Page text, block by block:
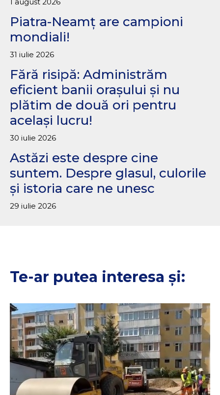
1 august 2026
Piatra-Neamț are campioni
mondiali!
31 iulie 2026
Fără risipă: Administrăm
eficient banii orașului și nu
plătim de două ori pentru
același lucru!
30 iulie 2026
Astăzi este despre cine
suntem. Despre glasul, culorile
și istoria care ne unesc
29 iulie 2026
Te-ar putea interesa și: